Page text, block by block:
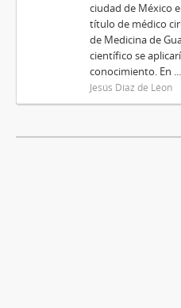
ciudad de México
título de médico
de Medicina de
científico se
conocimiento. En ...
Jesús Díaz de Léon